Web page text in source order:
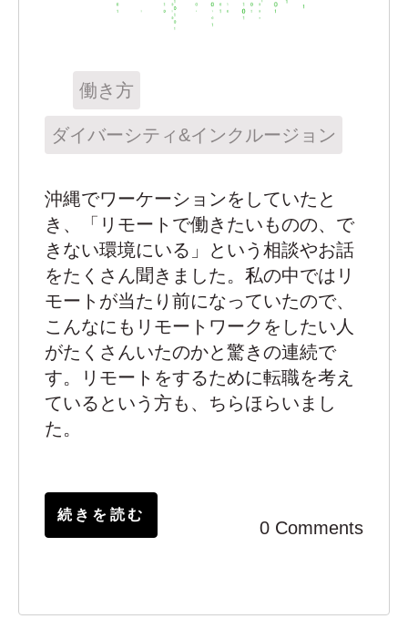
働き方
ダイバーシティ&インクルージョン
沖縄でワーケーションをしていたと
き、「リモートで働きたいものの、で
きない環境にいる」という相談やお話
をたくさん聞きました。私の中ではリ
モートが当たり前になっていたので、
こんなにもリモートワークをしたい人
がたくさんいたのかと驚きの連続で
す。リモートをするために転職を考え
ているという方も、ちらほらいまし
た。
続きを読む
0 Comments